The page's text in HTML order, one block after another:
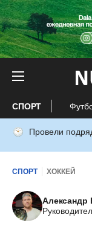
СПОРТ
Провели
СПОРТ ХОККЕЙ
Александр